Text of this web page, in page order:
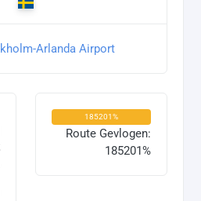
Arlanda Airport
185201%
Route Gevlogen:
185201%